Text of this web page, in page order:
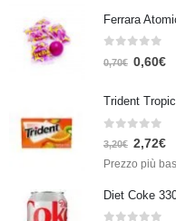
Ferrara
Su 5
0,70€ 0,60€
Trident
Su 5
3,20€ 2,72€
Prezzo più
Diet Coke